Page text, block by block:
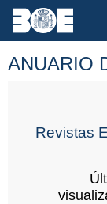
ANUARIO
Revistas